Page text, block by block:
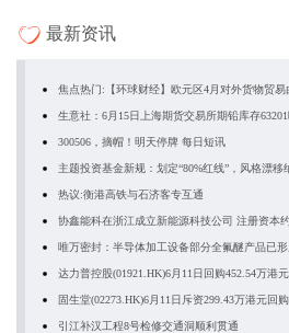
最新资讯
焦点热门:【环球财经】欧元区4月对外货物贸
生意社：6月15日上海期货交易所期铅库存
300506，摘帽！明天停牌 每日短讯
主题投资基金新规：划定“80%红线”，风格漂移
热议:衡港高铁与石济客专互通
协鑫能科在浙江成立新能源科技公司 注册资本
唯万密封：半导体加工设备部分全氟醚产品已
达力普控股(01921.HK)6月11日回购452.54万港
固生堂(02273.HK)6月11日斥资299.43万港元回
引江补汉工程8号检修交通洞顺利贯通